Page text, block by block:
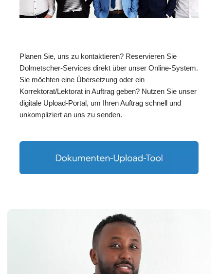
Planen Sie, uns zu kontaktieren? Reservieren Sie
Dolmetscher-Services direkt über unser Online-System.
Sie möchten eine Übersetzung oder ein
Korrektorat/Lektorat in Auftrag geben? Nutzen Sie unser
digitale Upload-Portal, um Ihren Auftrag schnell und
unkompliziert an uns zu senden.